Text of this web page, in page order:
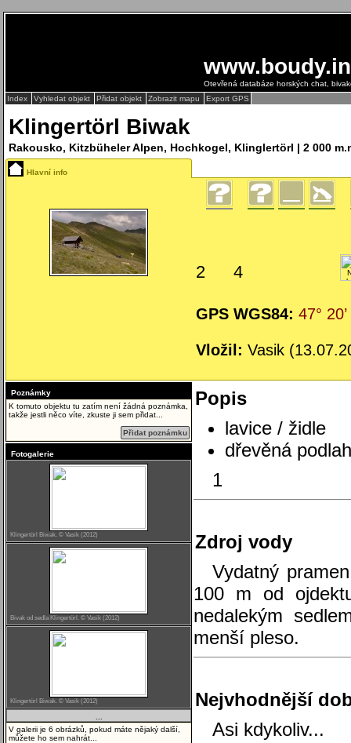
Otevřená databáze horských chat,
Index
Vyhledat objekt Přidat objekt Zobrazit mapu Export GPS
Klingertörl Biwak
Rakousko, Kitzbüheler Alpen, Hochkogel, Klinglertörl | 2 000
Hlavní info
2 4
GPS WGS84: 47°
Vložil: Vasik
Poznámky
K tomuto objektu tu zatím není žádná poznámka,
takže jestli něco víte, zkuste ji sem přidat...
Přidat poznámku
Fotogalerie
Klingertörl Biwak. © Vasik (2012)
Bivak od sedla Klingertörl. © Vasik (2012)
Klingertörl Biwak. © Vasik (2012)
V galerii je 6 obrázků, pokud máte nějaký další,
můžete ho sem nahrát...
Popis
lavice / židle
dřevěná
1
Zdroj vody
Vydatný
100 m od
nedalekým
menší pleso.
Nejvhodnější
Asi kdykoliv...